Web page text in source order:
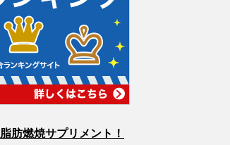
脂肪燃焼サプリメント！